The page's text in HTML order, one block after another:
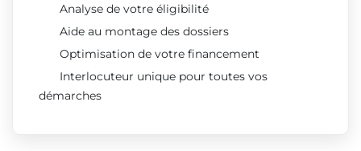
Analyse de votre éligibilité
Aide au montage des dossiers
Optimisation de votre financement
Interlocuteur unique pour toutes vos
démarches